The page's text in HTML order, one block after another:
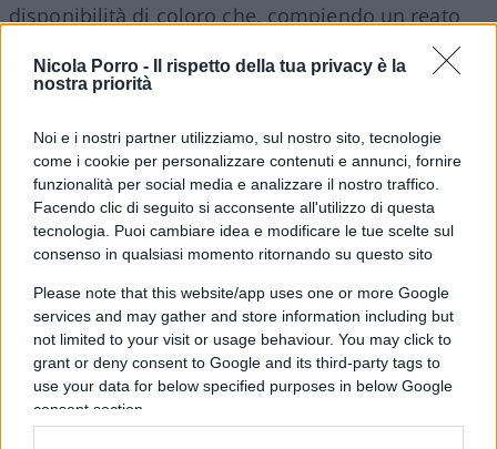
Nicola Porro -
Il rispetto della tua privacy è la
nostra priorità
Noi e i nostri partner utilizziamo, sul nostro sito, tecnologie
come i cookie per personalizzare contenuti e annunci, fornire
funzionalità per social media e analizzare il nostro traffico.
Facendo clic di seguito si acconsente all'utilizzo di questa
tecnologia. Puoi cambiare idea e modificare le tue scelte sul
consenso in qualsiasi momento ritornando su questo sito
Please note that this website/app uses one or more Google
services and may gather and store information including but
not limited to your visit or usage behaviour. You may click to
grant or deny consent to Google and its third-party tags to
use your data for below specified purposes in below Google
consent section.
disponibilità di coloro che, compiendo un reato
punito (si fa per dire) dal codice penale, lo stanno
gestendo indisturbati dal 2013.
Ad aggiungere sconcerto a sconcerto arrivano poi
le dichiarazioni del Prefetto di Roma, il quale – in
un’intervista ala Repubblica, il giornale che ha
anticipato i contenuti del piano casa del Comune –
ha osservato che “con l’acquisto si arriverebbe
certamente a unaregolarizzazione della
situazionedello Spin Time”. Affermazione
probabilmente corretta sul piano strettamente
giuridico, madevastantedal punto di vista del
messaggio diffuso.